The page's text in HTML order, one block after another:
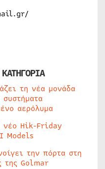
τη νέα μονάδα
αερόλυμα
νέο Hik-Friday
Models
την πόρτα στη
της Golmar